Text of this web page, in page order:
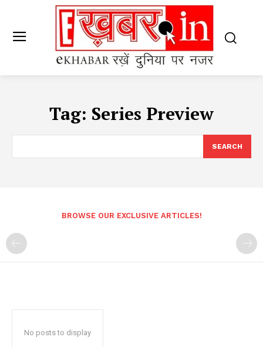
Tag: Series Preview
SEARCH
BROWSE OUR EXCLUSIVE ARTICLES!
No posts to display